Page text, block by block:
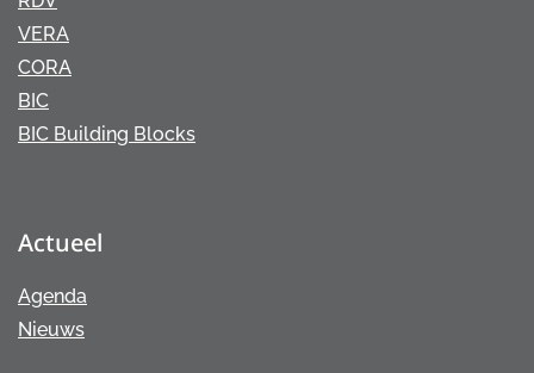
VERA
CORA
BIC
BIC Building Blocks
Actueel
Agenda
Nieuws